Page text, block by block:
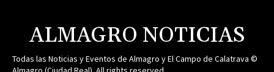
ALMAGRO NOTICIAS
Todas las Noticias y Eventos de Almagro y El Campo de Calatrava ©